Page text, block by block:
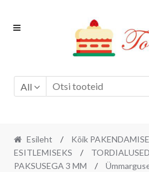
Skip
Skip
All
Esileht /
Kõik
ESITLEMISEKS
/
PAKSUSEGA 3 MM
/